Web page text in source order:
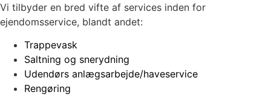
Vi tilbyder en bred vifte af services inden for
ejendomsservice, blandt andet:
Trappevask
Saltning og snerydning
Udendørs anlægsarbejde/haveservice
Rengøring